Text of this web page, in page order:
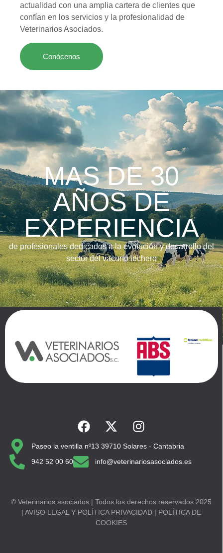
actualidad con una amplia cartera de clientes que
confían en los servicios y la profesionalidad de
Veterinarios Asociados.
Conócenos
MAS DE 30
AÑOS DE
EXPERIENCIA
de profesionales dedicados a la evolución y desarrollo del
sector del vacuno lechero
Paseo la ventilla nº13 39710 Solares - Cantabria
942 52 00 60
info@veterinariosasociados.es
© Veterinarios asociados | Todos los derechos reservados 2025
| AVISO LEGAL Y POLÍTICA PRIVACIDAD | POLÍTICA DE
COOKIES